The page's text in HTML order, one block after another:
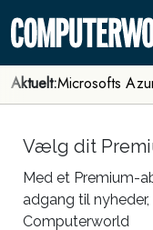
Aktuelt:Microsofts
Vælg dit
Med et Premium-
adgang til
Computerworld